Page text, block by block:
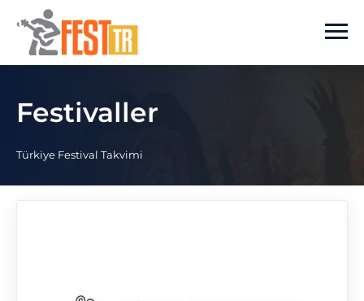
Ana içeriğe atla
Festivaller
Türkiye Festival Takvimi